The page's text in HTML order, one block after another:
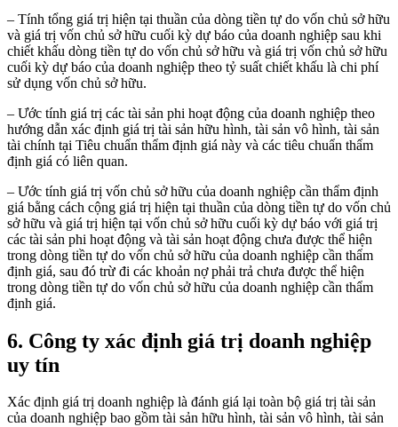
– Tính tổng giá trị hiện tại thuần của dòng tiền tự do vốn chủ sở hữu
và giá trị vốn chủ sở hữu cuối kỳ dự báo của doanh nghiệp sau khi
chiết khấu dòng tiền tự do vốn chủ sở hữu và giá trị vốn chủ sở hữu
cuối kỳ dự báo của doanh nghiệp theo tỷ suất chiết khấu là chi phí
sử dụng vốn chủ sở hữu.
– Ước tính giá trị các tài sản phi hoạt động của doanh nghiệp theo
hướng dẫn xác định giá trị tài sản hữu hình, tài sản vô hình, tài sản
tài chính tại Tiêu chuẩn thẩm định giá này và các tiêu chuẩn thẩm
định giá có liên quan.
– Ước tính giá trị vốn chủ sở hữu của doanh nghiệp cần thẩm định
giá bằng cách cộng giá trị hiện tại thuần của dòng tiền tự do vốn chủ
sở hữu và giá trị hiện tại vốn chủ sở hữu cuối kỳ dự báo với giá trị
các tài sản phi hoạt động và tài sản hoạt động chưa được thể hiện
trong dòng tiền tự do vốn chủ sở hữu của doanh nghiệp cần thẩm
định giá, sau đó trừ đi các khoản nợ phải trả chưa được thể hiện
trong dòng tiền tự do vốn chủ sở hữu của doanh nghiệp cần thẩm
định giá.
6. Công ty xác định giá trị doanh nghiệp
uy tín
Xác định giá trị doanh nghiệp là đánh giá lại toàn bộ giá trị tài sản
của doanh nghiệp bao gồm tài sản hữu hình, tài sản vô hình, tài sản